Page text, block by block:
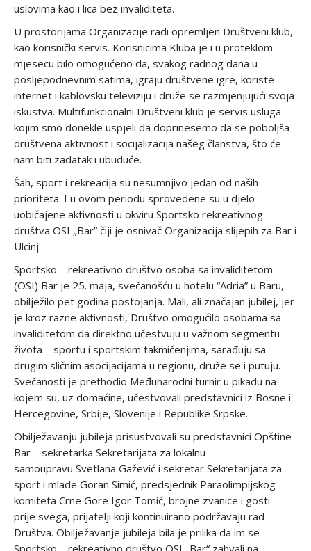
uslovima kao i lica bez invaliditeta.
U prostorijama Organizacije radi opremljen Društveni klub,
kao korisnički servis. Korisnicima Kluba je i u proteklom
mjesecu bilo omogućeno da, svakog radnog dana u
posljepodnevnim satima, igraju društvene igre, koriste
internet i kablovsku televiziju i druže se razmjenjujući svoja
iskustva. Multifunkcionalni Društveni klub je servis usluga
kojim smo donekle uspjeli da doprinesemo da se poboljša
društvena aktivnost i socijalizacija našeg članstva, što će
nam biti zadatak i ubuduće.
Šah, sport i rekreacija su nesumnjivo jedan od naših
prioriteta. I u ovom periodu sprovedene su u djelo
uobičajene aktivnosti u okviru Sportsko rekreativnog
društva OSI „Bar” čiji je osnivač Organizacija slijepih za Bar i
Ulcinj.
Sportsko – rekreativno društvo osoba sa invaliditetom
(OSI) Bar je 25. maja, svečanošću u hotelu “Adria” u Baru,
obilježilo pet godina postojanja. Mali, ali značajan jubilej, jer
je kroz razne aktivnosti, Društvo omogućilo osobama sa
invaliditetom da direktno učestvuju u važnom segmentu
života – sportu i sportskim takmičenjima, sarađuju sa
drugim sličnim asocijacijama u regionu, druže se i putuju.
Svečanosti je prethodio Međunarodni turnir u pikadu na
kojem su, uz domaćine, učestvovali predstavnici iz Bosne i
Hercegovine, Srbije, Slovenije i Republike Srpske.
Obilježavanju jubileja prisustvovali su predstavnici Opštine
Bar – sekretarka Sekretarijata za lokalnu
samoupravu Svetlana Gažević i sekretar Sekretarijata za
sport i mlade Goran Simić, predsjednik Paraolimpijskog
komiteta Crne Gore Igor Tomić, brojne zvanice i gosti –
prije svega, prijatelji koji kontinuirano podržavaju rad
Društva. Obilježavanje jubileja bila je prilika da im se
Sportsko – rekreativno društvo OSI „Bar“ zahvali na